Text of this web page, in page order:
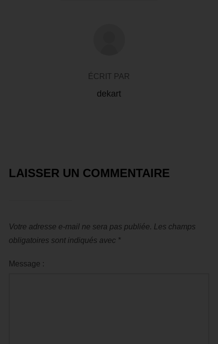
ÉCRIT PAR
dekart
LAISSER UN COMMENTAIRE
Votre adresse e-mail ne sera pas publiée. Les champs
obligatoires sont indiqués avec *
Message :